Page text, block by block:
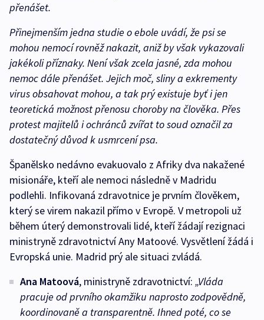
přenášet.
Přinejmenším jedna studie o ebole uvádí, že psi se
mohou nemocí rovněž nakazit, aniž by však vykazovali
jakékoli příznaky. Není však zcela jasné, zda mohou
nemoc dále přenášet. Jejich moč, sliny a exkrementy
virus obsahovat mohou, a tak prý existuje byť i jen
teoretická možnost přenosu choroby na člověka. Přes
protest majitelů i ochránců zvířat to soud označil za
dostatečný důvod k usmrcení psa.
Španělsko nedávno evakuovalo z Afriky dva nakažené
misionáře, kteří ale nemoci následně v Madridu
podlehli. Infikovaná zdravotnice je prvním člověkem,
který se virem nakazil přímo v Evropě. V metropoli už
během úterý demonstrovali lidé, kteří žádají rezignaci
ministryně zdravotnictví Any Matoové. Vysvětlení žádá i
Evropská unie. Madrid prý ale situaci zvládá.
Ana Matoová, ministryně zdravotnictví: „Vláda
pracuje od prvního okamžiku naprosto zodpovědně,
koordinovaně a transparentně. Ihned poté, co se